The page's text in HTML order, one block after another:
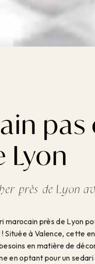
pas
Lyon
près de Lyon
marocain près de Lyon
Située à Valence, cette
en matière de
en optant pour un